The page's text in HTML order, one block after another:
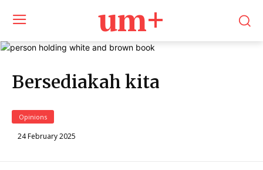
um+
Bersediakah kita
Opinions
24 February 2025